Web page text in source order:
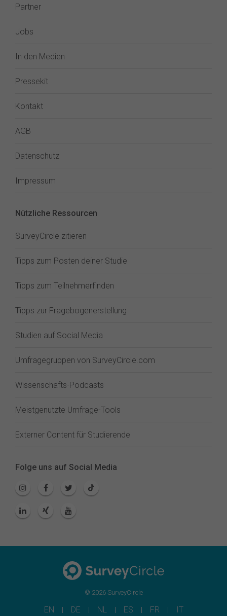
Partner
Jobs
In den Medien
Pressekit
Kontakt
AGB
Datenschutz
Impressum
Nützliche Ressourcen
SurveyCircle zitieren
Tipps zum Posten deiner Studie
Tipps zum Teilnehmerfinden
Tipps zur Fragebogenerstellung
Studien auf Social Media
Umfragegruppen von SurveyCircle.com
Wissenschafts-Podcasts
Meistgenutzte Umfrage-Tools
Externer Content für Studierende
Folge uns auf Social Media
© 2026 SurveyCircle
EN DE NL ES FR IT